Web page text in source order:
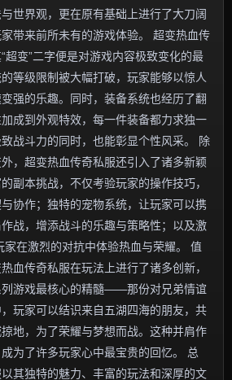
世界观，更在原有基础上进行了大刀阔
带来前所未有的游戏体验。 超变热血传
超变”二字便是对游戏内容极致变化的最
等级限制被大幅打破，玩家能够以惊人
强的乐趣。同时，装备系统也经历了翻
成到外观特效，每一件装备都力求独一
战斗力的同时，也能彰显个性风采。 除
，超变热血传奇私服还引入了诸多新颖
副本挑战，不仅考验玩家的操作技巧，
协作；独特的宠物系统，让玩家可以携
战，增添战斗的乐趣与策略性；以及激
家在激烈的对抗中体验热血与荣耀。 值
血传奇私服在玩法上进行了诸多创新，
列游戏最核心的精髓——那份对兄弟情谊
玩家可以结识来自五湖四海的朋友，共
地，为了荣耀与梦想而战。这种并肩作
为了许多玩家心中最宝贵的回忆。 总
其独特的魅力、丰富的玩法和深厚的文